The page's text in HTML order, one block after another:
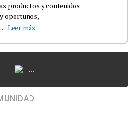
productos y contenidos
oportunos,
Leer más
...